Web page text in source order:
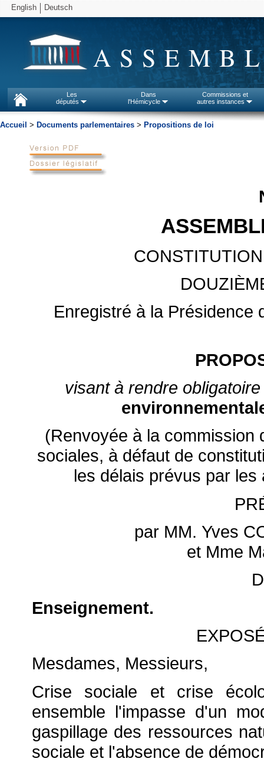
English Deutsch
Les
députés
Dans
l'Hémicycle
Commissions et
autres instances
Accueil > Documents parlementaires > Propositions de loi
Enregistré à la Présidence
visant à rendre
(Renvoyée à la commission
sociales, à défaut de
les délais prévus par
par MM. Yves
et Mme
Enseignement.
Mesdames, Messieurs,
Crise sociale et crise
ensemble l'impasse d'un
gaspillage des ressources
sociale et l'absence de